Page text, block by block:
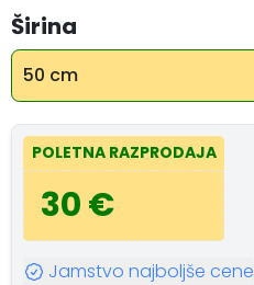
Širina
50 cm
POLETNA RAZPRODAJA
30 €
Jamstvo najboljše cene